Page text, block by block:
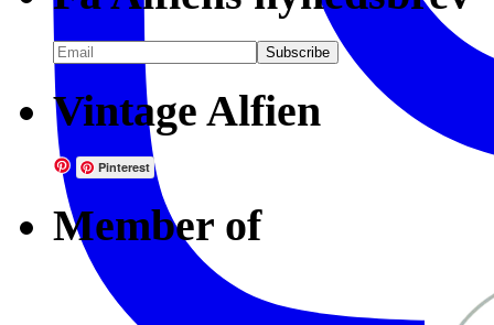
Vintage Alfien
Pinterest
Member of